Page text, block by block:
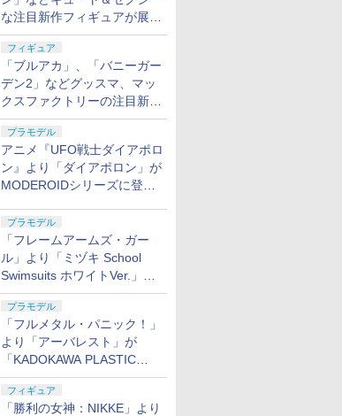
な注目新作フィギュアが展示
【ホビーメーカー合同展示
会】
フィギュア
「ブルアカ」、「バニーガー
デン2」などグッスマ、マッ
クスファクトリーの注目新作
フィギュアが展示【ホビーメ
ーカー合同展示会】
プラモデル
アニメ『UFO戦士ダイアポロ
ン』より「ダイアポロン」が
MODEROIDシリーズに登
プラモデル
「フレームアームズ・ガー
ル」より「ミヅキ School
Swimsuits ホワイトVer.」が8
月10日から予約開始決定！
プラモデル
「フルメタル・パニック！」
より「アーバレスト」が
「KADOKAWA PLASTIC
MODEL SERIES」から1/48
スケールで登場！
フィギュア
「勝利の女神：NIKKE」より